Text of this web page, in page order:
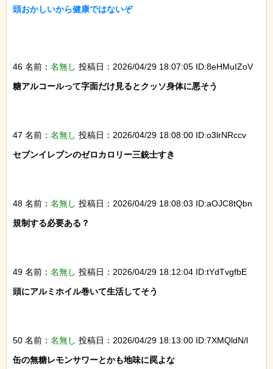
頭おかしいから健康ではないぞ
46 名前： 名無し 投稿日：2026/04/29 18:07:05 ID:8eHMuIZoV
糖アルコールって字面だけ見るとクッソ身体に悪そう
47 名前： 名無し 投稿日：2026/04/29 18:08:00 ID:o3lrNRccv
セブンイレブンのゼロカロリー三銃士すき
48 名前： 名無し 投稿日：2026/04/29 18:08:03 ID:aOJC8tQbn
規制する必要ある？
49 名前： 名無し 投稿日：2026/04/29 18:12:04 ID:tYdTvgfbE
頭にアルミホイル巻いて生活してそう
50 名前： 名無し 投稿日：2026/04/29 18:13:00 ID:7XMQldN/l
缶の無糖レモンサワーとかも地味に罠よな